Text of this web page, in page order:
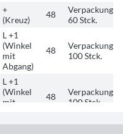
+
(Kreuz)
48
60 Stck.
L +1
(Winkel
mit
Abgang)
48
100 Stck.
L +1
(Winkel
mit
48
100 Stck.
T +1 (T-